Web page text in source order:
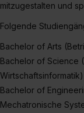
mitzugestalten und
Folgende
Bachelor of Arts
Bachelor of Science
Bachelor of
Mechatronische